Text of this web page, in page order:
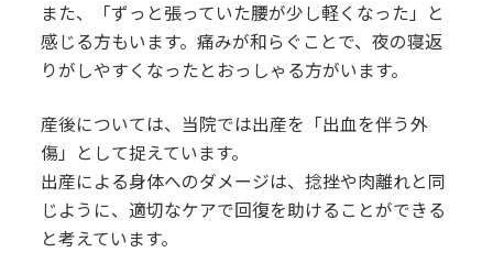
また、「ずっと張っていた腰が少し軽くなった」と
感じる方もいます。痛みが和らぐことで、夜の寝返
りがしやすくなったとおっしゃる方がいます。
産後については、当院では出産を「出血を伴う外
傷」として捉えています。
出産による身体へのダメージは、捻挫や肉離れと同
じように、適切なケアで回復を助けることができる
と考えています。